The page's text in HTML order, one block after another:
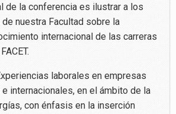
de la conferencia es ilustrar a los
nuestra Facultad sobre la
internacional de las carreras
laborales en empresas
internacionales, en el ámbito de la
con énfasis en la inserción